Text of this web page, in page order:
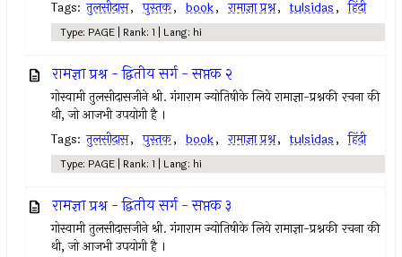
Tags: तुलसीदास, पुस्तक, book, रामाज्ञा प्रश्न, tulsidas, हिंदी
Type: PAGE | Rank: 1 | Lang: hi
रामज्ञा प्रश्न - द्वितीय सर्ग - सप्तक २
गोस्वामी तुलसीदासजीने श्री. गंगाराम ज्योतिषीके लिये रामाज्ञा-प्रश्नकी रचना की
थी, जो आजभी उपयोगी है ।
Tags: तुलसीदास, पुस्तक, book, रामाज्ञा प्रश्न, tulsidas, हिंदी
Type: PAGE | Rank: 1 | Lang: hi
रामज्ञा प्रश्न - द्वितीय सर्ग - सप्तक ३
गोस्वामी तुलसीदासजीने श्री. गंगाराम ज्योतिषीके लिये रामाज्ञा-प्रश्नकी रचना की
थी, जो आजभी उपयोगी है ।